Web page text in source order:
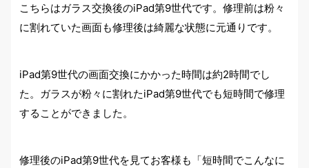
こちらはガラス交換後のiPad第9世代です。修理前は粉々
に割れていた画面も修理後は綺麗な状態に元通りです。
iPad第9世代の画面交換にかかった時間は約2時間でし
た。ガラスが粉々に割れたiPad第9世代でも短時間で修理
することができました。
修理後のiPad第9世代を見てお客様も「短時間でこんなに